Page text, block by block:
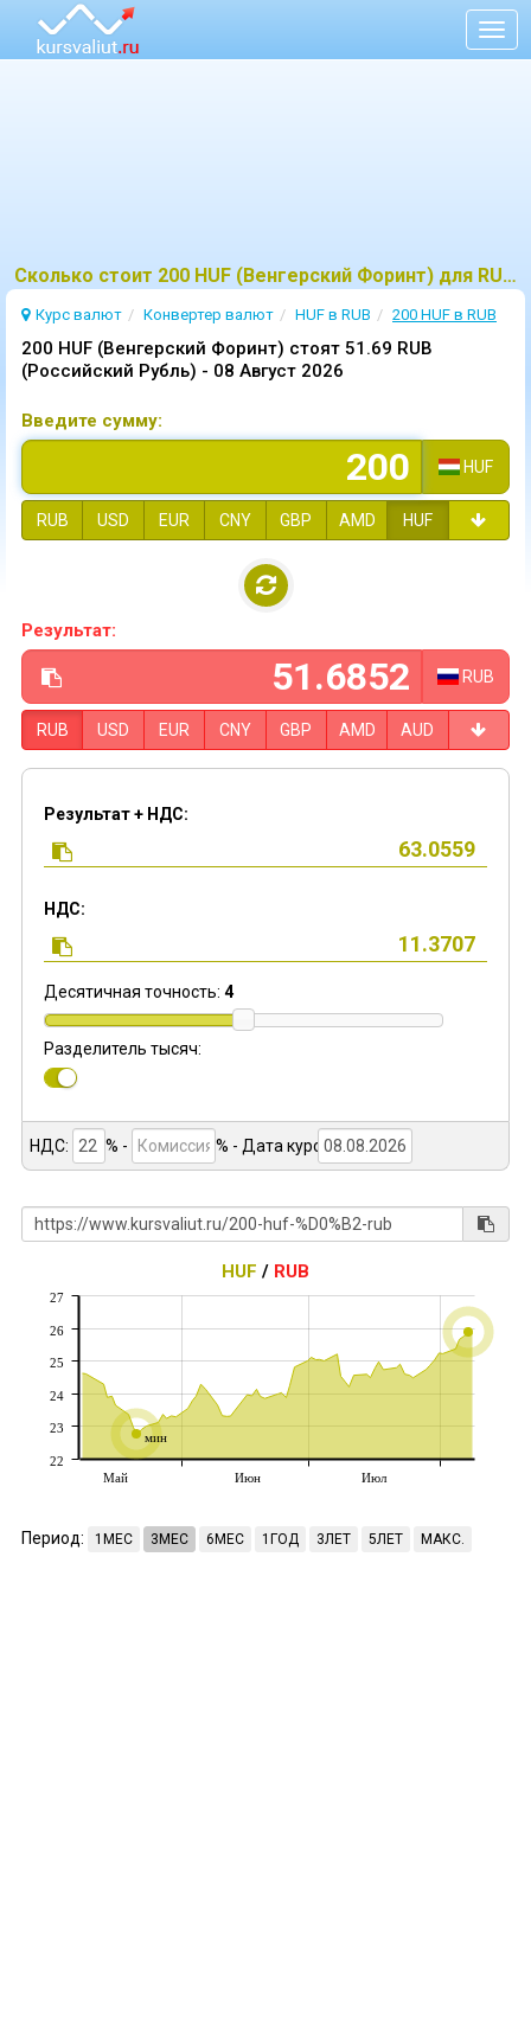
Сколько стоит 200 HUF (Венгерский Форинт) для RUB (Российский Рубль)?
Курс валют Конвертер валют HUF в RUB 200 HUF в RUB
200 HUF (Венгерский Форинт) стоят 51.69 RUB
(Российский Рубль) - 08 Август 2026
Введите сумму:
HUF
RUB USD EUR CNY GBP AMD HUF
Результат:
RUB
RUB USD EUR CNY GBP AMD AUD
Результат + НДС:
НДС:
Десятичная точность: 4
Разделитель тысяч:
НДС: % - % - Дата курса:
HUF / RUB
мин
Май Июн Июл
22
23
24
25
26
27
Период: 1МЕС 3МЕС 6МЕС 1ГОД 3ЛЕТ 5ЛЕТ МАКС.